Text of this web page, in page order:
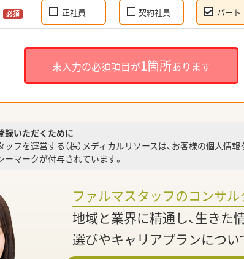
必須 正社員 契約社員 パート
未入力の必須項目が1箇所あります
録いただくために
ッフを運営する（株）メディカルリソースは、お客様の個人情
ーマークが付与されています。
ファルマスタッフのコンサ
地域と業界に精通し、生きた
選びやキャリアプランについ